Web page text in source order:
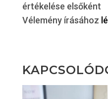
értékelése elsőként
Vélemény írásához